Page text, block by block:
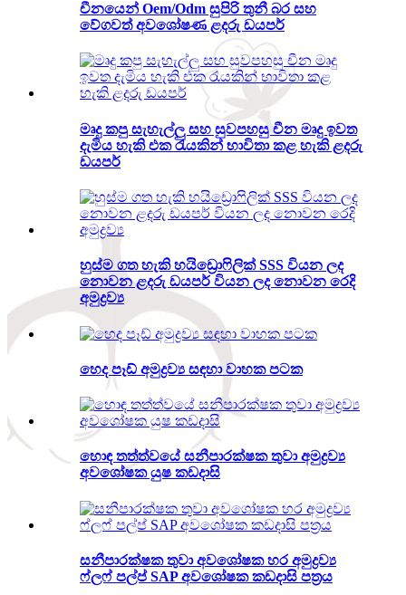
චීනයෙන් Oem/Odm සුපිරි තුනී බර සහ
වේගවත් අවශෝෂණ ළදරු ඩයපර්
මෘදු කපු සැහැල්ලු සහ සුවපහසු චීන මෘදු ඉවත
දැමිය හැකි එක රැයකින් භාවිතා කළ හැකි ළදරු
ඩයපර්
හුස්ම ගත හැකි හයිඩ්‍රොෆිලික් SSS වියන ලද
නොවන ළදරු ඩයපර් වියන ලද නොවන රෙදි
අමුද්‍රව්‍ය
හෙද පෑඩ් අමුද්‍රව්‍ය සඳහා වාහක පටක
හොඳ තත්ත්වයේ සනීපාරක්ෂක තුවා අමුද්‍රව්‍ය
අවශෝෂක යුෂ කඩදාසි
සනීපාරක්ෂක තුවා අවශෝෂක හර අමුද්‍රව්‍ය
ෆ්ලෆ් පල්ප් SAP අවශෝෂක කඩදාසි පත්‍රය